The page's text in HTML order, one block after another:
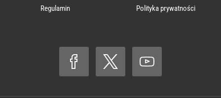
Regulamin
Polityka prywatności